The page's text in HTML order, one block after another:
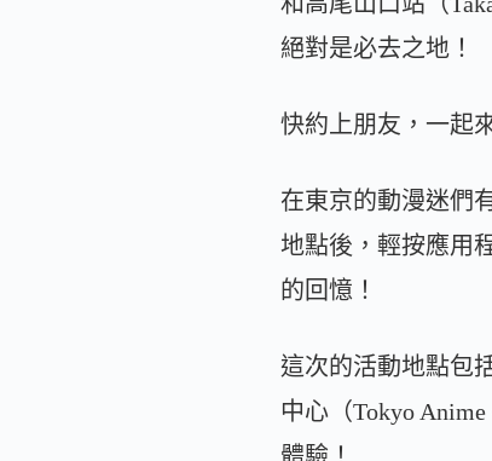
絕對是必去之地！
快約上朋友，一起
在東京的動漫迷們
地點後，輕按應用
的回憶！
這次的活動地點包
中心（Tokyo